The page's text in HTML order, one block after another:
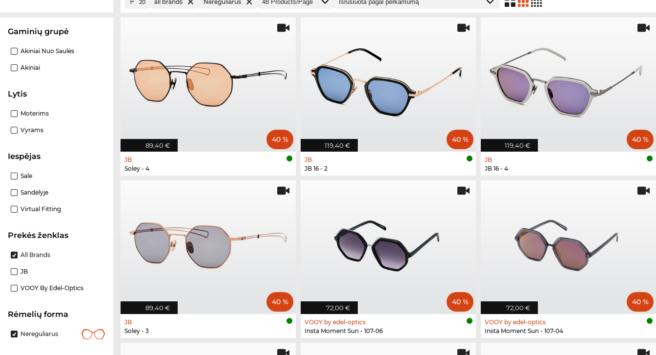
Gaminių grupė
Akiniai Nuo Saulės
Akiniai
Lytis
Moterims
Vyrams
Iespējas
Sale
Sandėlyje
Virtual Fitting
Prekės ženklas
All Brands
JB
VOOY By Edel-Optics
Rėmelių forma
Nereguliarus
20 all brands Nereguliarus
89,40 €
40 %
JB
Soley - 4
119,40 €
40 %
JB
JB 16 - 2
119,40 €
40 %
JB
JB 16 - 4
89,40 €
40 %
JB
Soley - 3
72,00 €
40 %
VOOY by edel-optics
Insta Moment Sun - 107-06
72,00 €
40 %
VOOY by edel-optics
Insta Moment Sun - 107-04